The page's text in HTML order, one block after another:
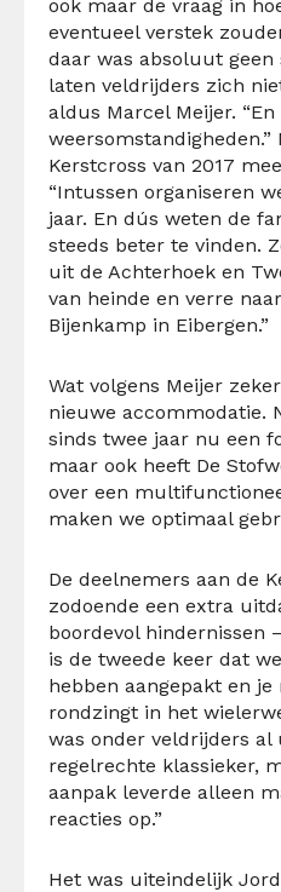
ook maar de vraag in
eventueel verstek
daar was absoluut geen
laten veldrijders zich
aldus Marcel Meijer.
Kerstcross van 2017
“Intussen organiseren
jaar. En dús weten de
steeds beter te vinden.
uit de Achterhoek en
van heinde en verre
Bijenkamp in Eibergen.”
Wat volgens Meijer
nieuwe accommodatie.
sinds twee jaar nu een
maar ook heeft De
over een
maken we optimaal
De deelnemers aan de
zodoende een extra
boordevol hindernissen
is de tweede keer dat
hebben aangepakt en
rondzingt in het
was onder veldrijders al
regelrechte klassieker,
aanpak leverde alleen
reacties op.”
Het was uiteindelijk